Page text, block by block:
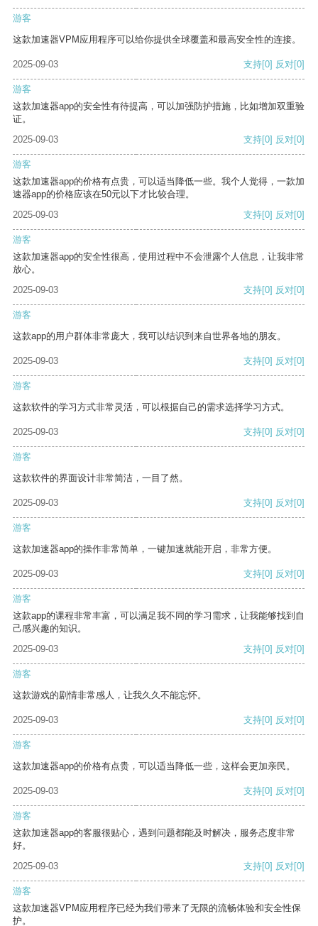
游客
这款加速器VPM应用程序可以给你提供全球覆盖和最高安全性的连接。
2025-09-03 支持[0] 反对[0]
游客
这款加速器app的安全性有待提高，可以加强防护措施，比如增加双重验
证。
2025-09-03
支持[0] 反对[0]
游客
这款加速器app的价格有点贵，可以适当降低一些。我个人觉得，一款加
速器app的价格应该在50元以下才比较合理。
2025-09-03
支持[0] 反对[0]
游客
这款加速器app的安全性很高，使用过程中不会泄露个人信息，让我非常
放心。
2025-09-03
支持[0] 反对[0]
游客
这款app的用户群体非常庞大，我可以结识到来自世界各地的朋友。
2025-09-03 支持[0] 反对[0]
游客
这款软件的学习方式非常灵活，可以根据自己的需求选择学习方式。
2025-09-03 支持[0] 反对[0]
游客
这款软件的界面设计非常简洁，一目了然。
2025-09-03 支持[0] 反对[0]
游客
这款加速器app的操作非常简单，一键加速就能开启，非常方便。
2025-09-03 支持[0] 反对[0]
游客
这款app的课程非常丰富，可以满足我不同的学习需求，让我能够找到自
己感兴趣的知识。
2025-09-03
支持[0] 反对[0]
游客
这款游戏的剧情非常感人，让我久久不能忘怀。
2025-09-03 支持[0] 反对[0]
游客
这款加速器app的价格有点贵，可以适当降低一些，这样会更加亲民。
2025-09-03 支持[0] 反对[0]
游客
这款加速器app的客服很贴心，遇到问题都能及时解决，服务态度非常
好。
2025-09-03
支持[0] 反对[0]
游客
这款加速器VPM应用程序已经为我们带来了无限的流畅体验和安全性保
护。